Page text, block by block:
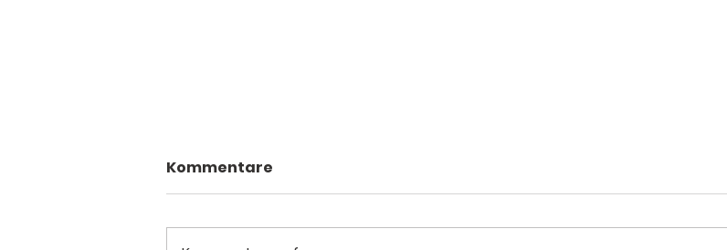
Lager für Feuerholz
Wir planen einen Schuppen,
um unser Feuerholz vor
Umwelteinflüssen zu schützen
Kommentare